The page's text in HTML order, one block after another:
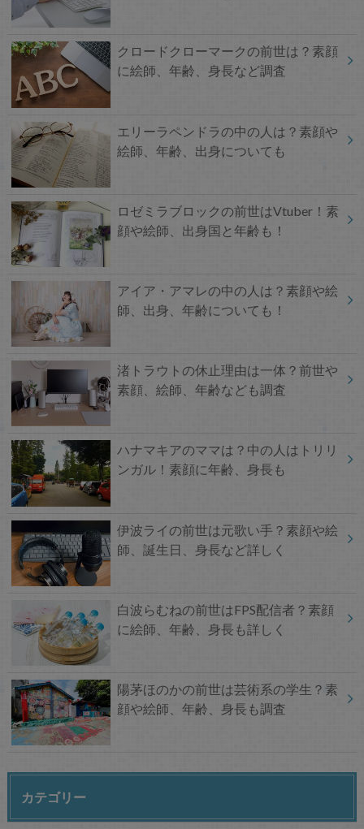
クロードクローマークの前世は？素顔
に絵師、年齢、身長など調査
エリーラペンドラの中の人は？素顔や
絵師、年齢、出身についても
ロゼミラブロックの前世はVtuber！素
顔や絵師、出身国と年齢も！
アイア・アマレの中の人は？素顔や絵
師、出身、年齢についても！
渚トラウトの休止理由は一体？前世や
素顔、絵師、年齢なども調査
ハナマキアのママは？中の人はトリリ
ンガル！素顔に年齢、身長も
伊波ライの前世は元歌い手？素顔や絵
師、誕生日、身長など詳しく
白波らむねの前世はFPS配信者？素顔
に絵師、年齢、身長も詳しく
陽茅ほのかの前世は芸術系の学生？素
顔や絵師、年齢、身長も調査
カテゴリー